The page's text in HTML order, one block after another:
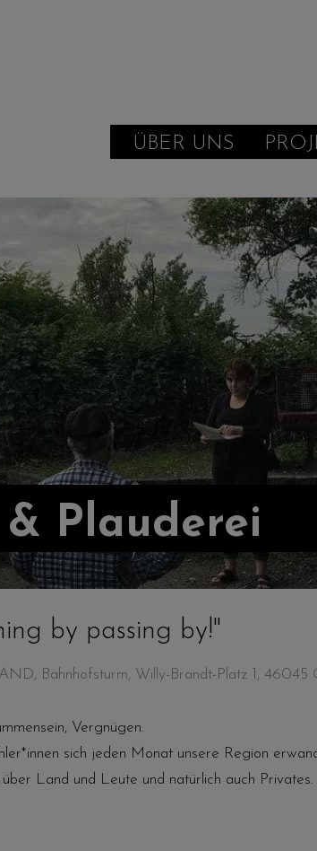
ÜBER UNS
Plauderei
by passing by!"
Bahnhofsturm, Willy-Brandt-Platz 1, 46045
Vergnügen.
sich jeden Monat unsere Region
Land und Leute und natürlich auch Privates.